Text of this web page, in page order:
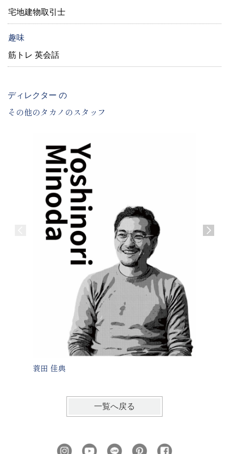
宅地建物取引士
趣味
筋トレ 英会話
ディレクター の
その他のタカノのスタッフ
蓑田 佳典
一覧へ戻る